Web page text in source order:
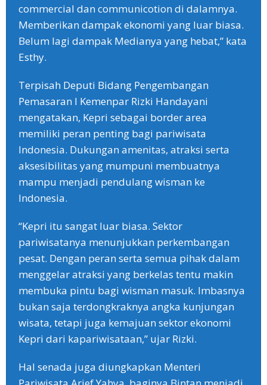
commercial dan communicotion di dalamnya.
Memberikan dampak ekonomi yang luar biasa.
Belum lagi dampak Medianya yang hebat,” kata
Esthy.
Terpisah Deputi Bidang Pengembangan
Pemasaran I Kemenpar Rizki Handayani
mengatakan, Kepri sebagai border area
memiliki peran penting bagi pariwisata
Indonesia. Dukungan amenitas, atraksi serta
aksesibilitas yang mumpuni membuatnya
mampu menjadi pendulang wisman ke
Indonesia.
“Kepri itu sangat luar biasa. Sektor
pariwisatanya menunjukkan perkembangan
pesat. Dengan peran serta semua pihak dalam
menggelar atraksi yang berkelas tentu makin
membuka pintu bagi wisman masuk. Imbasnya
bukan saja terdongkraknya angka kunjungan
wisata, tetapi juga kemajuan sektor ekonomi
Kepri dari kapariwisataan,” ujar Rizki.
Hal senada juga diungkapkan Menteri